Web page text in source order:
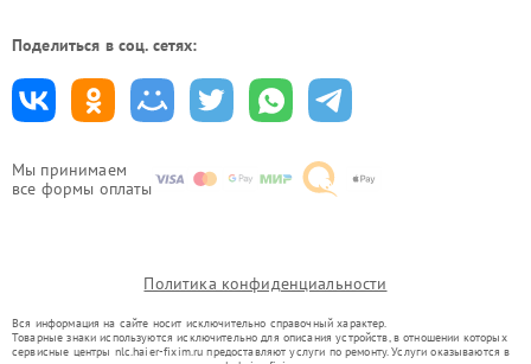
Мы принимаем
все формы оплаты
Поделиться в соц. сетях:
Политика конфиденциальности
Вся информация на сайте носит исключительно справочный характер.
Товарные знаки используются исключительно для описания устройств, в отношении которых
сервисные центры nlc.haier-fixim.ru предоставляют услуги по ремонту. Услуги оказываются в